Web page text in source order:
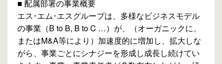
■ 配属部署の事業概要
エス･エム･エスグループは、多様なビジネスモデル
の事業（B to B, B to C …）が、（オーガニックに、
またはM&A等により）加速度的に増加し、拡大しな
がら、事業ごとにシナジーを形成し成長し続けてい